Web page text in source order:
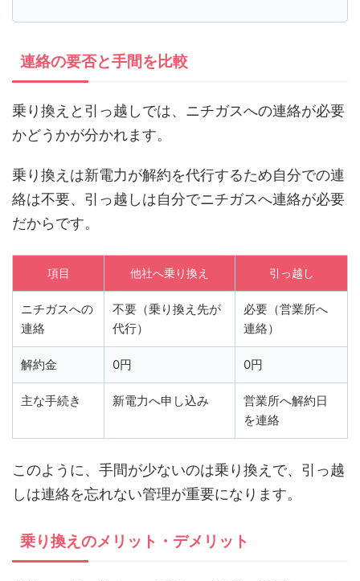
連絡の要否と手間を比較
乗り換えと引っ越しでは、ニチガスへの連絡が必要
かどうかが分かれます。
乗り換えは新電力が解約を代行するため自分での連
絡は不要、引っ越しは自分でニチガスへ連絡が必要
だからです。
項目 他社へ乗り換え 引っ越し
ニチガスへの
連絡
不要（乗り換え先が
代行）
必要（営業所へ
連絡）
解約金 0円 0円
主な手続き 新電力へ申し込み
営業所へ解約日
を連絡
このように、手間が少ないのは乗り換えで、引っ越
しは連絡を忘れない管理が重要になります。
乗り換えのメリット・デメリット